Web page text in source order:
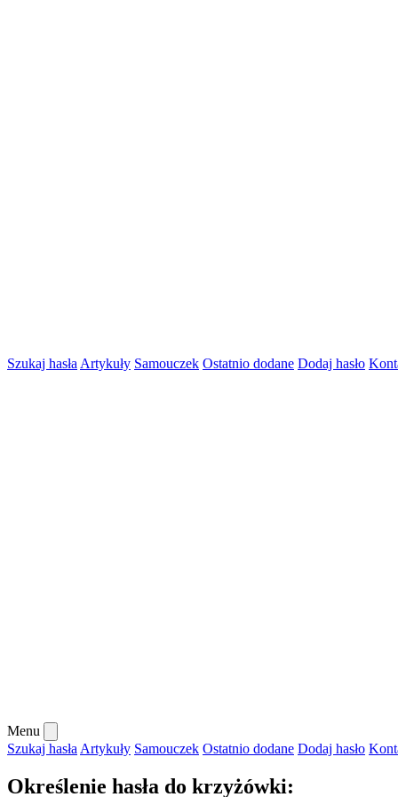
Szukaj hasła Artykuły Samouczek Ostatnio dodane Dodaj hasło
Menu
Szukaj hasła Artykuły Samouczek Ostatnio dodane Dodaj hasło
Określenie hasła do krzyżówki: